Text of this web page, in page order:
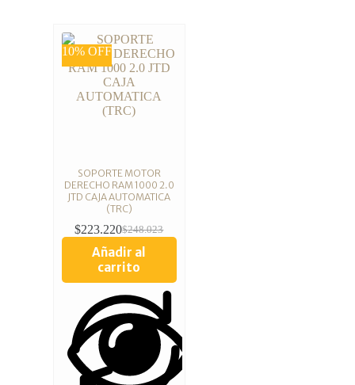
10% OFF
SOPORTE MOTOR
DERECHO RAM 1000 2.0
JTD CAJA AUTOMATICA
(TRC)
$248.023
$223.220
Añadir al
carrito